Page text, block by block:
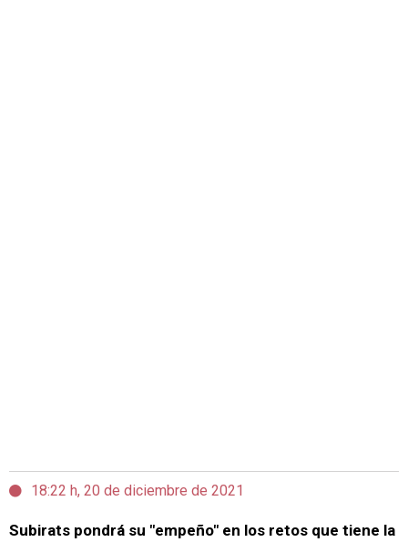
18:22 h, 20 de diciembre de 2021
Subirats pondrá su "empeño" en los retos que tiene la